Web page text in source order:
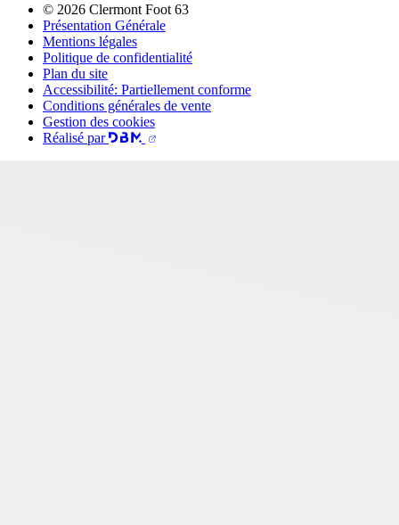
© 2026 Clermont Foot 63
Présentation Générale
Mentions légales
Politique de confidentialité
Plan du site
Accessibilité: Partiellement conforme
Conditions générales de vente
Gestion des cookies
Réalisé par